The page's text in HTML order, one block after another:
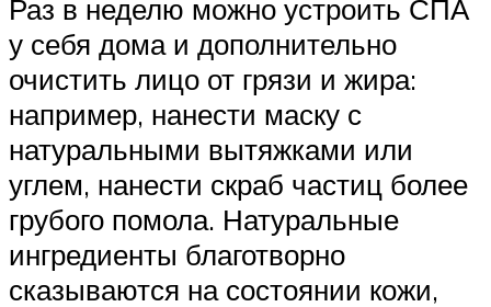
Раз в неделю можно устроить СПА
у себя дома и дополнительно
очистить лицо от грязи и жира:
например, нанести маску с
натуральными вытяжками или
углем, нанести скраб частиц более
грубого помола. Натуральные
ингредиенты благотворно
сказываются на состоянии кожи,